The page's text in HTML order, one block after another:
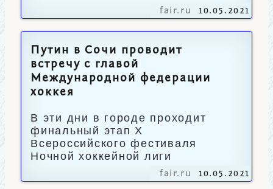
fair.ru 10.05.2021
Путин в Сочи проводит
встречу с главой
Международной федерации
хоккея
В эти дни в городе проходит
финальный этап X
Всероссийского фестиваля
Ночной хоккейной лиги
fair.ru 10.05.2021